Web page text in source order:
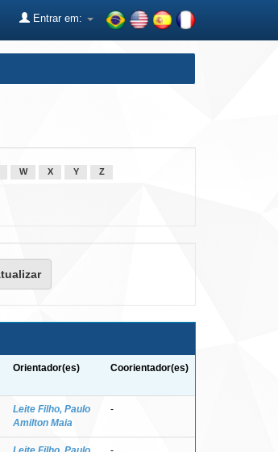
Entrar em:
W X Y Z
Orientador(es) Coorientador(es)
Leite Filho, Paulo
Amilton Maia
-